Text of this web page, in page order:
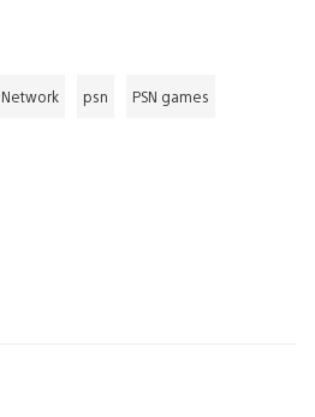
Network psn PSN games